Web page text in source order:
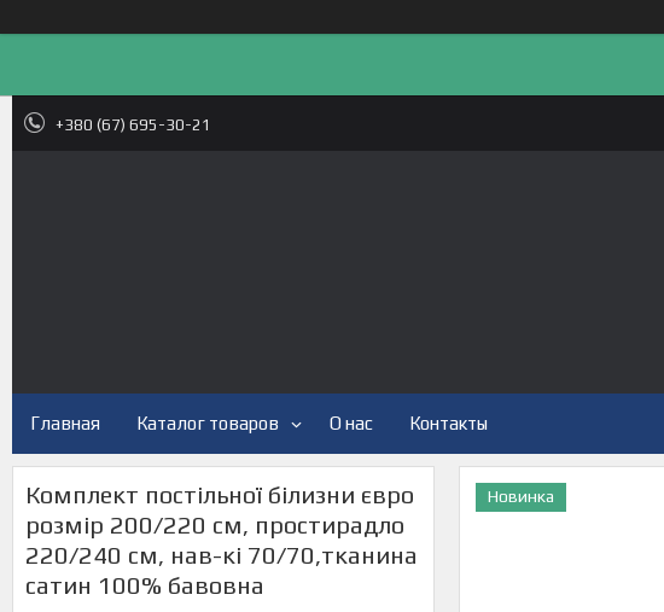
+380 (67) 695-30-21
Главная Каталог товаров О нас Контакты
Комплект постільної білизни євро
розмір 200/220 см, простирадло
220/240 см, нав-кі 70/70,тканина
сатин 100% бавовна
Новинка